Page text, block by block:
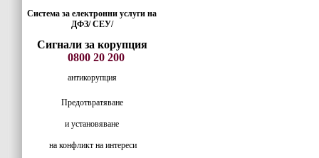
Система за електронни услуги на
ДФЗ/ СЕУ/
Сигнали за корупция
0800 20 200
антикорупция
Предотвратяване
и установяване
на конфликт на интереси